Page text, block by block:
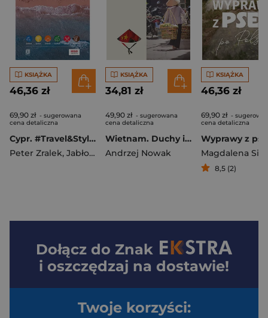
KSIĄŻKA
46,36 zł
69,90 zł - sugerowana
cena detaliczna
Cypr. #Travel&Style wyd. 2
Peter Zralek, Jabłoński Piotr
KSIĄŻKA
34,81 zł
49,90 zł - sugerowana
cena detaliczna
Wietnam. Duchy i smartfony. Oblicza świata
Andrzej Nowak
KSIĄŻKA
46,36 zł
69,90 zł -
cena detaliczna
8,5 (2)
Dołącz do Znak
i oszczędzaj na dostawie!
Twoje korzyści: